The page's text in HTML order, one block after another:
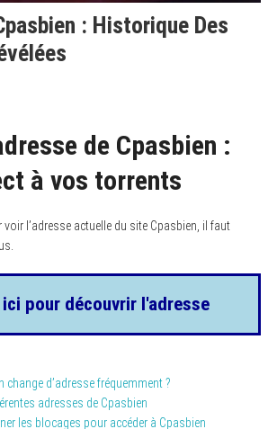
: Historique Des
de Cpasbien :
à vos torrents
voir l’adresse actuelle du site Cpasbien, il faut
pour découvrir l'adresse
change d’adresse fréquemment ?
adresses de Cpasbien
les blocages pour accéder à Cpasbien